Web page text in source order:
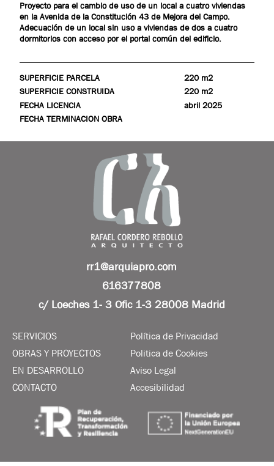
Proyecto para el cambio de uso de un local a cuatro viviendas
en la Avenida de la Constitución 43 de Mejora del Campo.
Adecuación de un local sin uso a viviendas de dos a cuatro
dormitorios con acceso por el portal común del edificio.
SUPERFICIE PARCELA
220 m2
SUPERFICIE CONSTRUIDA
220 m2
FECHA LICENCIA
abril 2025
FECHA TERMINACION OBRA
rr1@arquiapro.com
616377808
c/ Loeches 1- 3 Ofic 1-3 28008 Madrid
SERVICIOS
OBRAS Y PROYECTOS
EN DESARROLLO
CONTACTO
Política de Privacidad
Politica de Cookies
Aviso Legal
Accesibilidad